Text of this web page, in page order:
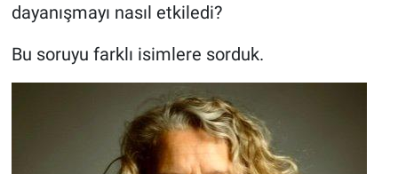
dayanışmayı nasıl etkiledi?
Bu soruyu farklı isimlere sorduk.